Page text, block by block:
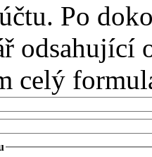
Po
odsahující
celý